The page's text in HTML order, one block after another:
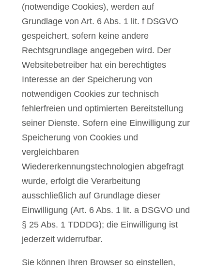
(notwendige Cookies), werden auf
Grundlage von Art. 6 Abs. 1 lit. f DSGVO
gespeichert, sofern keine andere
Rechtsgrundlage angegeben wird. Der
Websitebetreiber hat ein berechtigtes
Interesse an der Speicherung von
notwendigen Cookies zur technisch
fehlerfreien und optimierten Bereitstellung
seiner Dienste. Sofern eine Einwilligung zur
Speicherung von Cookies und
vergleichbaren
Wiedererkennungstechnologien abgefragt
wurde, erfolgt die Verarbeitung
ausschließlich auf Grundlage dieser
Einwilligung (Art. 6 Abs. 1 lit. a DSGVO und
§ 25 Abs. 1 TDDDG); die Einwilligung ist
jederzeit widerrufbar.
Sie können Ihren Browser so einstellen,